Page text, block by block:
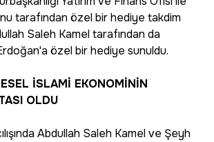
tarafından özel bir hediye takdim
Saleh Kamel tarafından da
özel bir hediye sunuldu.
İSLAMİ EKONOMİNİN
OLDU
Abdullah Saleh Kamel ve Şeyh